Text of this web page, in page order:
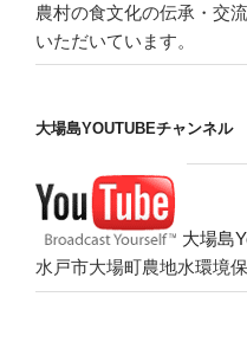
農村の食文化の伝承・交
いただいています。
大場島YOUTUBEチャンネル
大場島
水戸市大場町農地水環境